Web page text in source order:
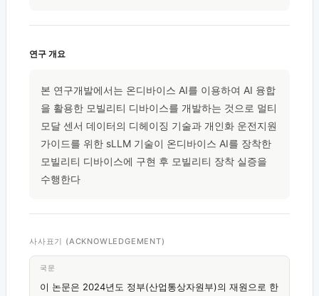
연구 개요
본 연구개발에서는 온디바이스 AI를 이용하여 AI 융합
을 활용한 모빌리티 디바이스를 개발하는 것으로 멀티
모달 센서 데이터의 디헤이징 기술과 개인화 운전지원
가이드를 위한 sLLM 기술이 온디바이스 AI를 장착한
모빌리티 디바이스에 구현 후 모빌리티 장착 실증을
수행한다
사사표기 (ACKNOWLEDGEMENT)
국문
이 논문은 2024년도 정부(산업통상자원부)의 재원으로 한